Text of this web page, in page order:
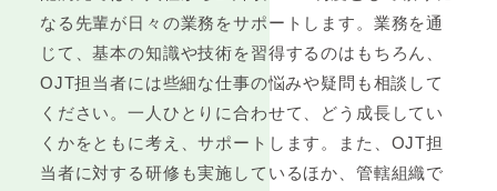
なる先輩が日々の業務をサポートします。業務を通
じて、基本の知識や技術を習得するのはもちろん、
OJT担当者には些細な仕事の悩みや疑問も相談して
ください。一人ひとりに合わせて、どう成長してい
くかをともに考え、サポートします。また、OJT担
当者に対する研修も実施しているほか、管轄組織で